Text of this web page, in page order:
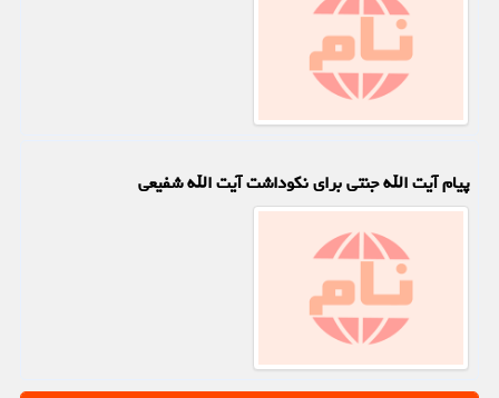
پیام آیت الله جنتی برای نکوداشت آیت الله شفیعی